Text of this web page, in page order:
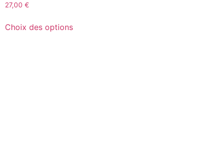
27,00 €
Choix des options